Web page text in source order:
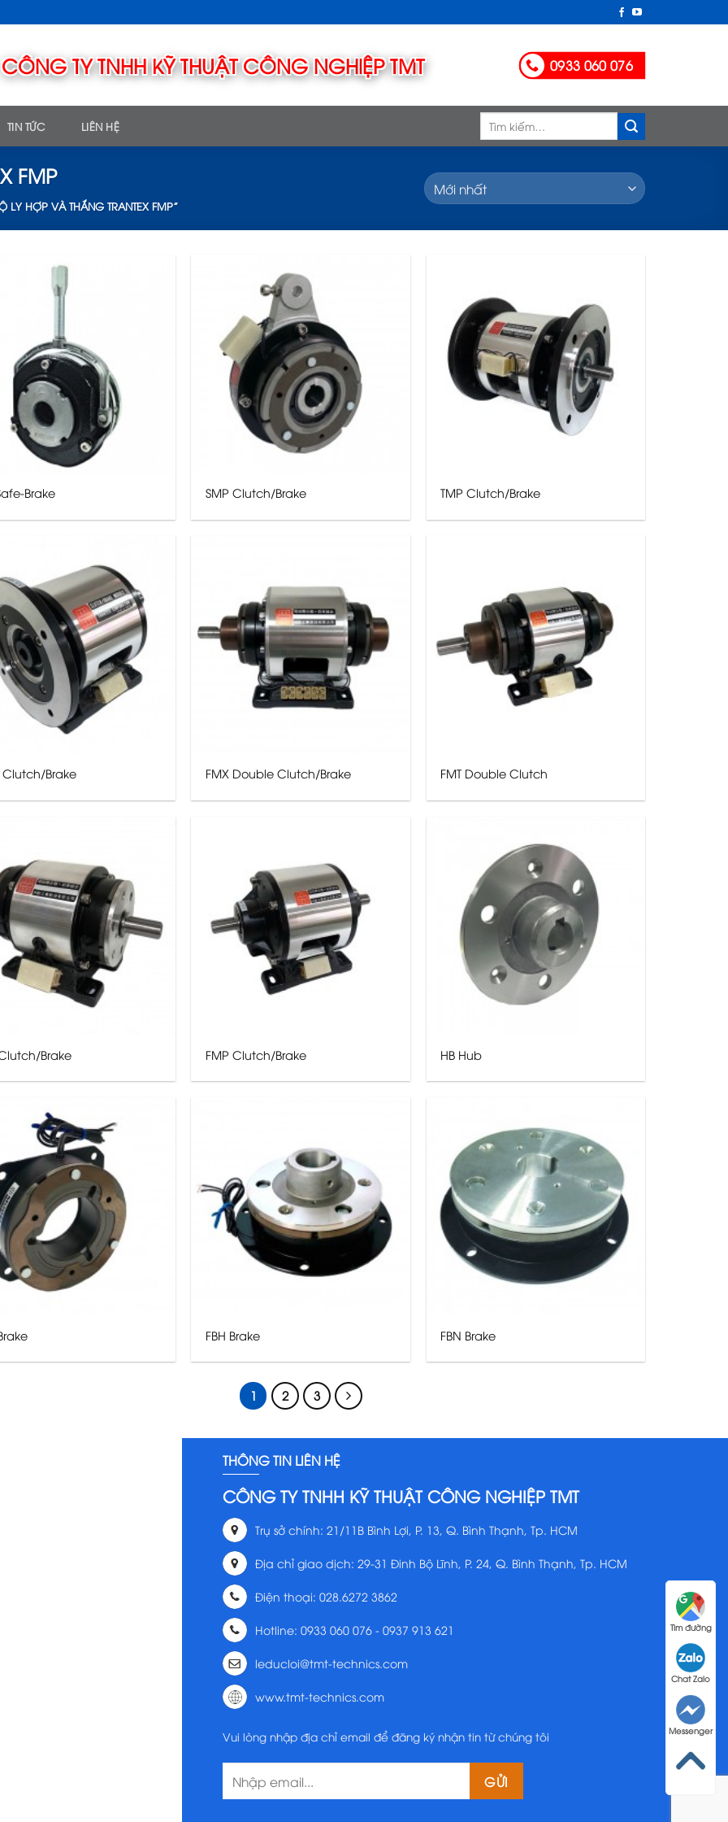
Tìm đường
Chat Zalo
Messenger
0933 060 076
TIN TỨC LIÊN HỆ
Tìm
kiếm:
FMP
HỢP VÀ THẮNG TRANTEX FMP”
Brake SMP Clutch/Brake TMP Clutch/Brake
Clutch/Brake FMX Double Clutch/Brake FMT Double Clutch
Brake FMP Clutch/Brake HB Hub
FBH Brake FBN Brake
1 2 3
THÔNG TIN LIÊN HỆ
CÔNG TY TNHH KỸ THUẬT CÔNG NGHIỆP TMT
Trụ sở chính: 21/11B Bình Lợi, P. 13, Q. Bình Thạnh, Tp. HCM
Địa chỉ giao dịch: 29-31 Đinh Bộ Lĩnh, P. 24, Q. Bình Thạnh, Tp. HCM
Điện thoại: 028.6272 3862
Hotline: 0933 060 076 - 0937 913 621
leducloi@tmt-technics.com
www.tmt-technics.com
Vui lòng nhập địa chỉ email để đăng ký nhận tin từ chúng tôi